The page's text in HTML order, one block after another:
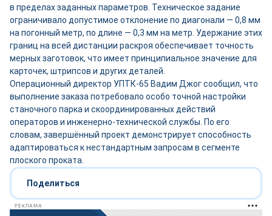
в пределах заданных параметров. Техническое задание
ограничивало допустимое отклонение по диагонали — 0,8 мм
на погонный метр, по длине — 0,3 мм на метр. Удержание этих
границ на всей дистанции раскроя обеспечивает точность
мерных заготовок, что имеет принципиальное значение для
карточек, штрипсов и других деталей.
Операционный директор УПТК-65 Вадим Джог сообщил, что
выполнение заказа потребовало особо точной настройки
станочного парка и скоординированных действий
операторов и инженерно-технической службы. По его
словам, завершённый проект демонстрирует способность
адаптироваться к нестандартным запросам в сегменте
плоского проката.
Поделиться
РЕКЛАМА